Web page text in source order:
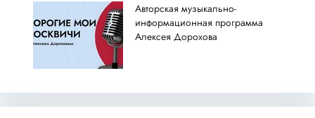
Авторская музыкально-
информационная программа
Алексея Дорохова